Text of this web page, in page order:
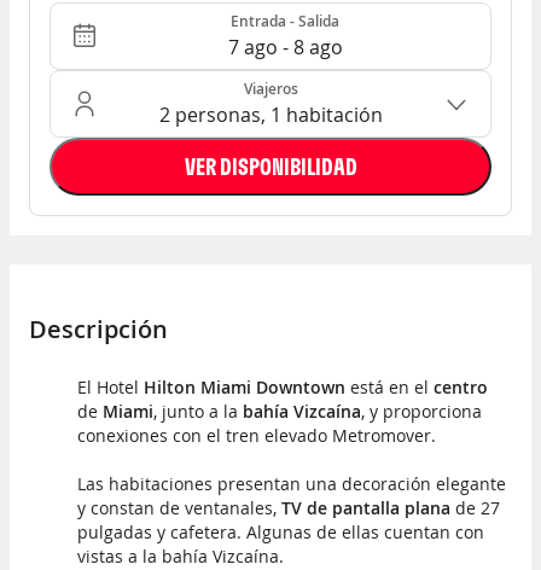
Entrada - Salida Entrada - Salida
7 ago - 8 ago
Ocupación: 2 personas, 1 habitación
Viajeros
2 personas, 1 habitación
VER DISPONIBILIDAD
Descripción
El Hotel Hilton Miami Downtown está en el centro
de Miami, junto a la bahía Vizcaína, y proporciona
conexiones con el tren elevado Metromover.
Las habitaciones presentan una decoración elegante
y constan de ventanales, TV de pantalla plana de 27
pulgadas y cafetera. Algunas de ellas cuentan con
vistas a la bahía Vizcaína.